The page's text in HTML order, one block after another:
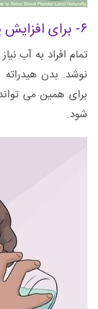
۶- برای افزایش پلاکت خون هیدراته بمانید
تمام افراد به آب
نوشد. بدن
برای همین می
شود.